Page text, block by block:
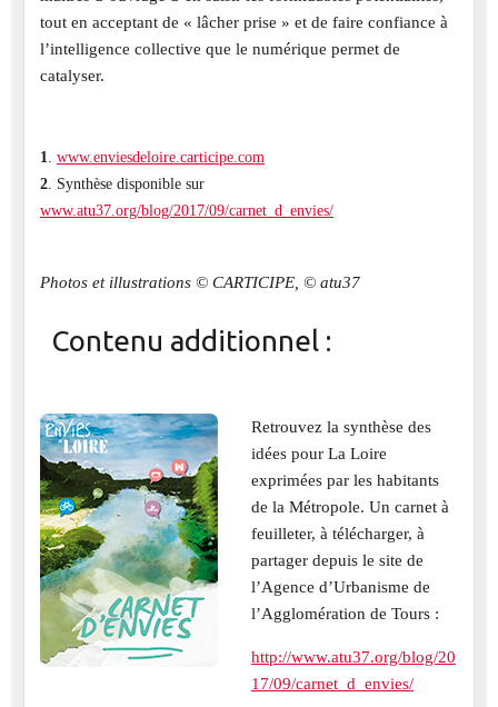
tout en acceptant de « lâcher prise » et de faire confiance à
l’intelligence collective que le numérique permet de
catalyser.
1
www.enviesdeloire.carticipe.com
2. Synthèse disponible sur
www.atu37.org/blog/2017/09/carnet_d_envies/
Photos et illustrations © CARTICIPE, © atu37
Contenu additionnel :
Retrouvez la synthèse des
idées pour La Loire
exprimées par les habitants
de la Métropole. Un carnet à
feuilleter, à télécharger, à
partager depuis le site de
l’Agence d’Urbanisme de
l’Agglomération de Tours :
http://www.atu37.org/blog/20
17/09/carnet_d_envies/